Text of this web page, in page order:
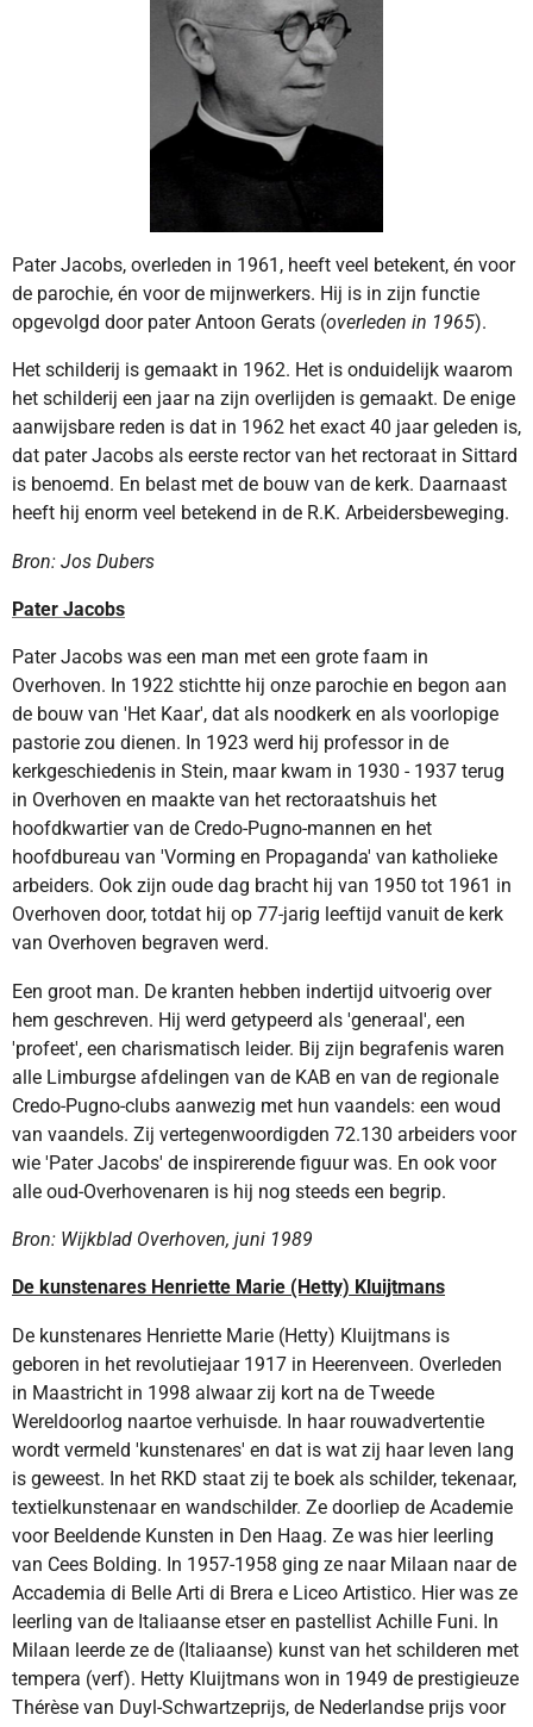
Pater Jacobs, overleden in 1961, heeft veel betekent, én voor
de parochie, én voor de mijnwerkers. Hij is in zijn functie
opgevolgd door pater Antoon Gerats (overleden in 1965).
Het schilderij is gemaakt in 1962. Het is onduidelijk waarom
het schilderij een jaar na zijn overlijden is gemaakt. De enige
aanwijsbare reden is dat in 1962 het exact 40 jaar geleden is,
dat pater Jacobs als eerste rector van het rectoraat in Sittard
is benoemd. En belast met de bouw van de kerk. Daarnaast
heeft hij enorm veel betekend in de R.K. Arbeidersbeweging.
Bron: Jos Dubers
Pater Jacobs
Pater Jacobs was een man met een grote faam in
Overhoven. In 1922 stichtte hij onze parochie en begon aan
de bouw van 'Het Kaar', dat als noodkerk en als voorlopige
pastorie zou dienen. In 1923 werd hij professor in de
kerkgeschiedenis in Stein, maar kwam in 1930 - 1937 terug
in Overhoven en maakte van het rectoraatshuis het
hoofdkwartier van de Credo-Pugno-mannen en het
hoofdbureau van 'Vorming en Propaganda' van katholieke
arbeiders. Ook zijn oude dag bracht hij van 1950 tot 1961 in
Overhoven door, totdat hij op 77-jarig leeftijd vanuit de kerk
van Overhoven begraven werd.
Een groot man. De kranten hebben indertijd uitvoerig over
hem geschreven. Hij werd getypeerd als 'generaal', een
'profeet', een charismatisch leider. Bij zijn begrafenis waren
alle Limburgse afdelingen van de KAB en van de regionale
Credo-Pugno-clubs aanwezig met hun vaandels: een woud
van vaandels. Zij vertegenwoordigden 72.130 arbeiders voor
wie 'Pater Jacobs' de inspirerende figuur was. En ook voor
alle oud-Overhovenaren is hij nog steeds een begrip.
Bron: Wijkblad Overhoven, juni 1989
De kunstenares Henriette Marie (Hetty) Kluijtmans
De kunstenares Henriette Marie (Hetty) Kluijtmans is
geboren in het revolutiejaar 1917 in Heerenveen. Overleden
in Maastricht in 1998 alwaar zij kort na de Tweede
Wereldoorlog naartoe verhuisde. In haar rouwadvertentie
wordt vermeld 'kunstenares' en dat is wat zij haar leven lang
is geweest. In het RKD staat zij te boek als schilder, tekenaar,
textielkunstenaar en wandschilder. Ze doorliep de Academie
voor Beeldende Kunsten in Den Haag. Ze was hier leerling
van Cees Bolding. In 1957-1958 ging ze naar Milaan naar de
Accademia di Belle Arti di Brera e Liceo Artistico. Hier was ze
leerling van de Italiaanse etser en pastellist Achille Funi. In
Milaan leerde ze de (Italiaanse) kunst van het schilderen met
tempera (verf). Hetty Kluijtmans won in 1949 de prestigieuze
Thérèse van Duyl-Schwartzeprijs, de Nederlandse prijs voor